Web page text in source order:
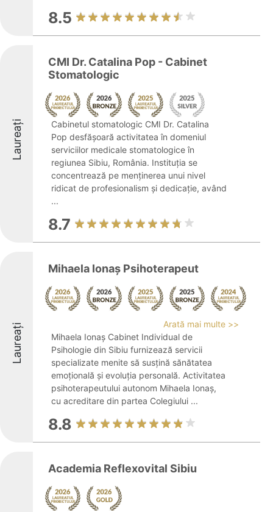
8.5
Laureați
CMI Dr. Catalina Pop - Cabinet
Stomatologic
Cabinetul stomatologic CMI Dr. Catalina
Pop desfășoară activitatea în domeniul
serviciilor medicale stomatologice în
regiunea Sibiu, România. Instituția se
concentrează pe menținerea unui nivel
ridicat de profesionalism și dedicație, având
...
8.7
Laureați
Mihaela Ionaș Psihoterapeut
Arată mai multe >>
Mihaela Ionaș Cabinet Individual de
Psihologie din Sibiu furnizează servicii
specializate menite să susțină sănătatea
emoțională și evoluția personală. Activitatea
psihoterapeutului autonom Mihaela Ionaș,
cu acreditare din partea Colegiului ...
8.8
Academia Reflexovital Sibiu